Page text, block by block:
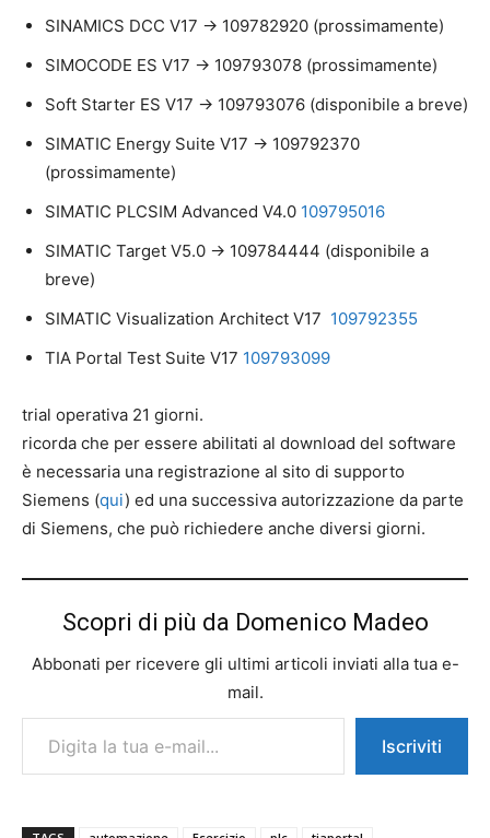
SINAMICS DCC V17 -> 109782920 (prossimamente)
SIMOCODE ES V17 -> 109793078 (prossimamente)
Soft Starter ES V17 -> 109793076 (disponibile a breve)
SIMATIC Energy Suite V17 -> 109792370
(prossimamente)
SIMATIC PLCSIM Advanced V4.0 109795016
SIMATIC Target V5.0 -> 109784444 (disponibile a
breve)
SIMATIC Visualization Architect V17 109792355
TIA Portal Test Suite V17 109793099
trial operativa 21 giorni.
ricorda che per essere abilitati al download del software
è necessaria una registrazione al sito di supporto
Siemens (qui) ed una successiva autorizzazione da parte
di Siemens, che può richiedere anche diversi giorni.
Scopri di più da Domenico Madeo
Abbonati per ricevere gli ultimi articoli inviati alla tua e-
mail.
Digita la tua e-mail...
Iscriviti